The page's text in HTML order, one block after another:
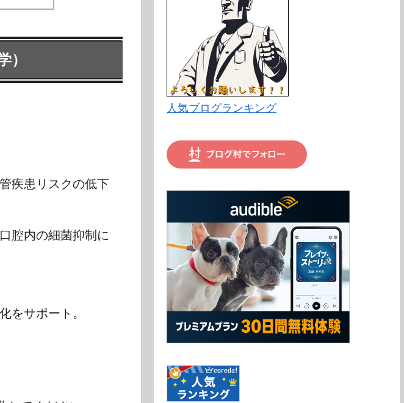
）
疾患リスクの低下
腔内の細菌抑制に
をサポート。
人気ブログランキング